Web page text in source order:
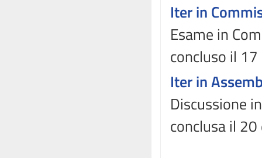
Iter in
Esame in
concluso il
Iter in
Discussione
conclusa il